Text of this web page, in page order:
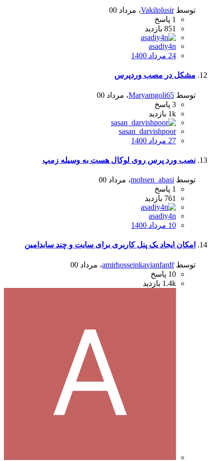
توسطVakilplusir، مرداد 00
1 پاسخ
851 بازدید
asadiy4n
24 مرداد 1400
مشکل در مصب وردپرس
توسط Maryamgoli65، مرداد 00
3 پاسخ
1k بازدید
sasan_darvishpoor
27 مرداد 1400
نصب ورد پرس روی لوکال هست به وسیله زمپ
توسط mohsen_abasi، مرداد 00
1 پاسخ
761 بازدید
asadiy4n
10 مرداد 1400
امکان ایجاد یک پنل کاربری برای سایت و چند سابدامین
توسطamirhosseinkavianfardf، مرداد 00
10 پاسخ
1.4k بازدید